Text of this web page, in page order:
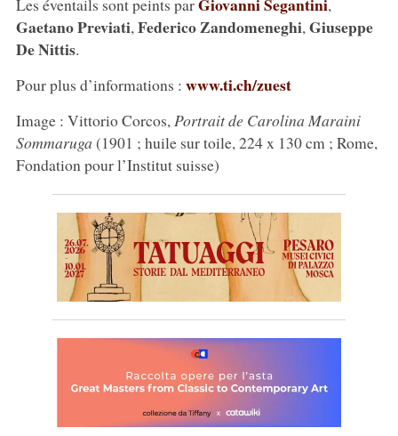
Gaetano Previati, Federico Zandomeneghi, Giuseppe
De Nittis.
Pour plus d’informations : www.ti.ch/zuest
Image : Vittorio Corcos, Portrait de Carolina Maraini
Sommaruga (1901 ; huile sur toile, 224 x 130 cm ; Rome,
Fondation pour l’Institut suisse)